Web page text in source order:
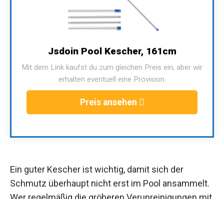
Jsdoin Pool Kescher, 161cm
Mit dem Link kaufst du zum gleichen Preis ein, aber wir
erhalten eventuell eine Provision.
Preis ansehen
Ein guter Kescher ist wichtig, damit sich der
Schmutz überhaupt nicht erst im Pool ansammelt.